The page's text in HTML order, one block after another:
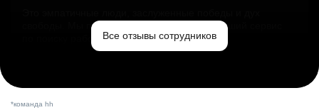
свободы. Мы помогаем миру и создаём лучший сервис
по поиску работы в стране.Все отзывы сотрудников
*команда hh